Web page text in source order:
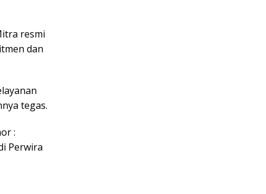
resmi
dan
tegas.
:
Perwira